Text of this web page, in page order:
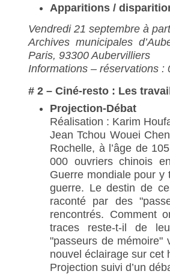
Apparitions /
Vendredi 21 septembre à
Archives municipales
Paris, 93300 Aubervilliers
Informations – réservations :
# 2 – Ciné-resto : Les
Projection-Débat
Réalisation : Karim
Jean Tchou Wouei
Rochelle, à l’âge de
000 ouvriers chinois
Guerre mondiale pour y
guerre. Le destin de
raconté par des
rencontrés. Comment
traces reste-t-il de
"passeurs de mémoire"
nouvel éclairage sur cet
Projection suivi d’un